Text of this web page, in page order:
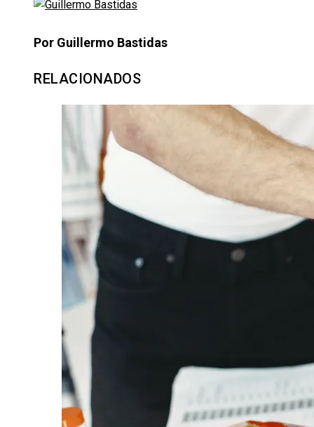
Por Guillermo Bastidas
RELACIONADOS